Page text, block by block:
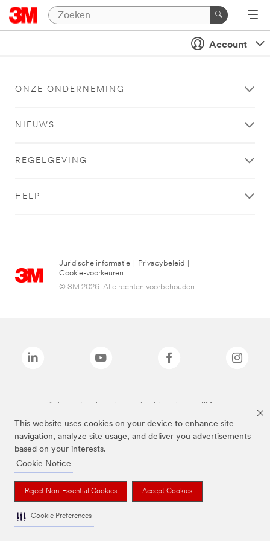
This website uses cookies on your device to enhance site
navigation, analyze site usage, and deliver you advertisements
based on your interests.
Cookie Notice
Reject Non-Essential Cookies Accept Cookies
Cookie Preferences
Account
ONZE ONDERNEMING
NIEUWS
REGELGEVING
HELP
Juridische informatie Privacybeleid
Cookie-voorkeuren
© 3M 2026. Alle rechten voorbehouden.
De bovenstaande merken zijn handelsmerken van 3M.we